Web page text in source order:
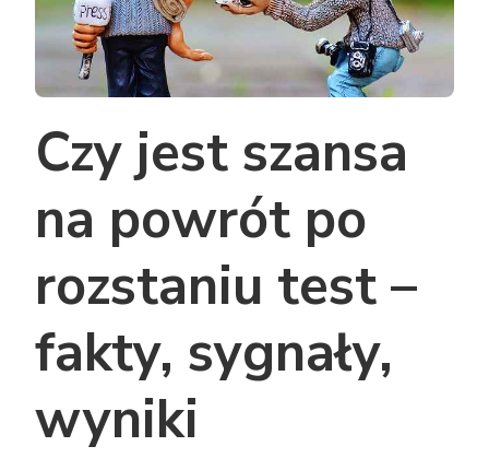
Czy jest szansa
na powrót po
rozstaniu test –
fakty, sygnały,
wyniki